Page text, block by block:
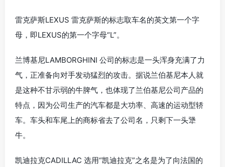
雷克萨斯LEXUS 雷克萨斯的标志取车名的英文第一个字
母，即LEXUS的第一个字母“L”。
兰博基尼LAMBORGHINI 公司的标志是一头浑身充满了力
气，正准备向对手发动猛烈的攻击。据说兰伯基尼本人就
是这种不甘示弱的牛脾气，也体现了兰伯基尼公司产品的
特点，因为公司生产的汽车都是大功率、高速的运动型轿
车。车头和车尾上的商标省去了公司名，只剩下一头犟
牛。
凯迪拉克CADILLAC 选用“凯迪拉克”之名是为了向法国的